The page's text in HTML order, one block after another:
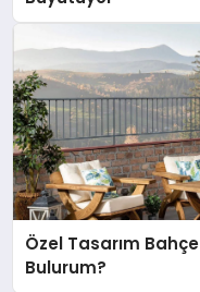
Özel Tasarım
Bulurum?